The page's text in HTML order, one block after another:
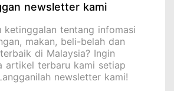
newsletter kami
ketinggalan tentang infomasi
makan, beli-belah dan
di Malaysia? Ingin
artikel terbaru kami setiap
newsletter kami!